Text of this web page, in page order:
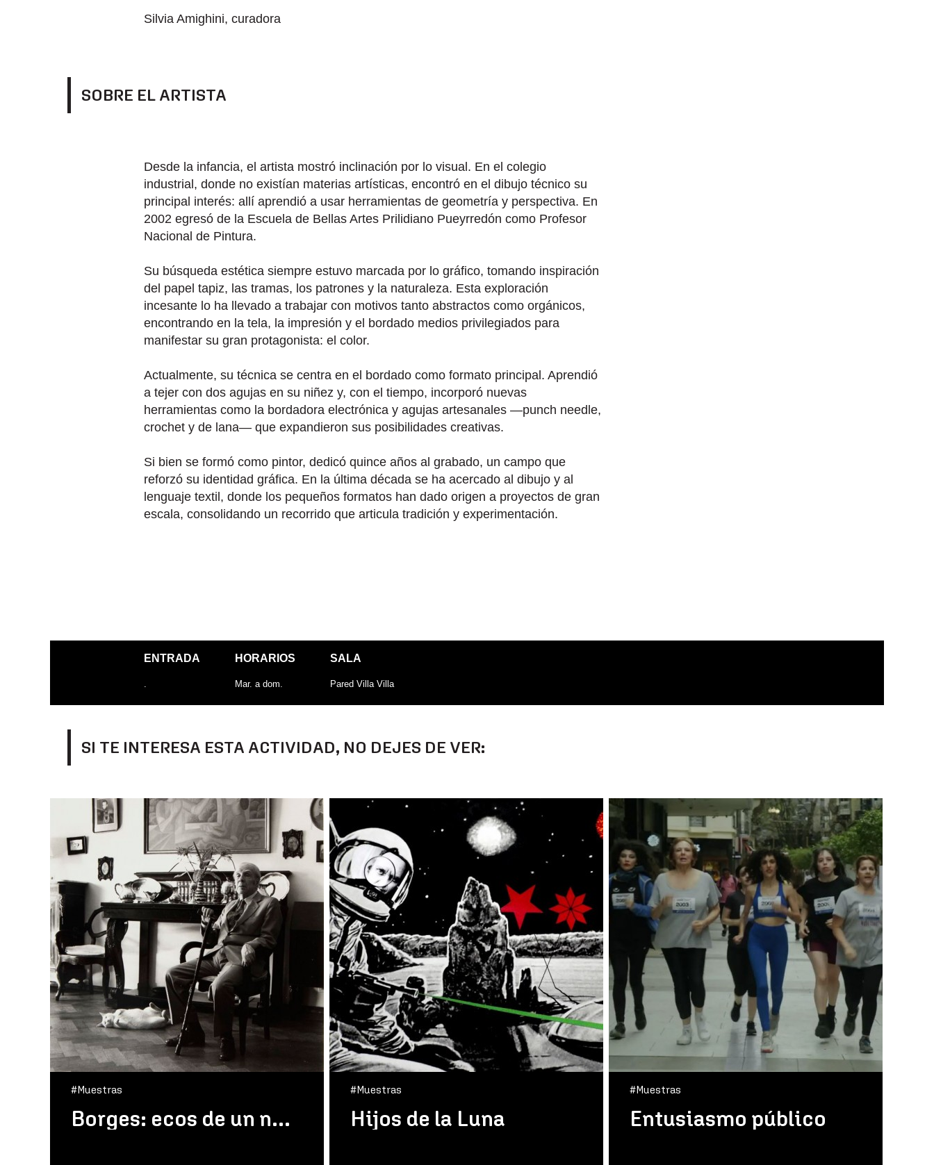
Silvia Amighini, curadora
SOBRE EL ARTISTA
Desde la infancia, el artista mostró inclinación por lo visual. En el colegio
industrial, donde no existían materias artísticas, encontró en el dibujo técnico su
principal interés: allí aprendió a usar herramientas de geometría y perspectiva. En
2002 egresó de la Escuela de Bellas Artes Prilidiano Pueyrredón como Profesor
Nacional de Pintura.
Su búsqueda estética siempre estuvo marcada por lo gráfico, tomando inspiración
del papel tapiz, las tramas, los patrones y la naturaleza. Esta exploración
incesante lo ha llevado a trabajar con motivos tanto abstractos como orgánicos,
encontrando en la tela, la impresión y el bordado medios privilegiados para
manifestar su gran protagonista: el color.
Actualmente, su técnica se centra en el bordado como formato principal. Aprendió
a tejer con dos agujas en su niñez y, con el tiempo, incorporó nuevas
herramientas como la bordadora electrónica y agujas artesanales —punch needle,
crochet y de lana— que expandieron sus posibilidades creativas.
Si bien se formó como pintor, dedicó quince años al grabado, un campo que
reforzó su identidad gráfica. En la última década se ha acercado al dibujo y al
lenguaje textil, donde los pequeños formatos han dado origen a proyectos de gran
escala, consolidando un recorrido que articula tradición y experimentación.
ENTRADA
.
HORARIOS
Mar. a dom.
SALA
Pared Villa Villa
SI TE INTERESA ESTA ACTIVIDAD, NO DEJES DE VER:
#Muestras
Borges: ecos de un nombre
#Muestras
Hijos de la Luna
#Muestras
Entusiasmo público